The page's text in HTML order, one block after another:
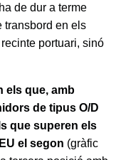
de dur a terme
transbord en els
portuari, sinó
els que, amb
de tipus O/D
que superen els
el segon (gràfic